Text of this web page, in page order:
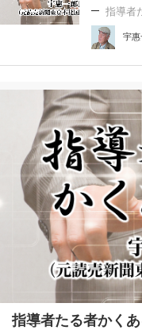
指導者
宇惠
指導者たる者かく